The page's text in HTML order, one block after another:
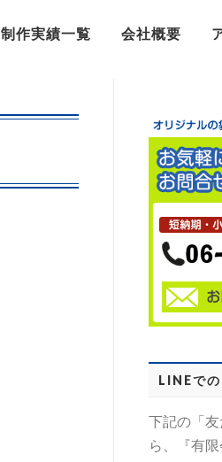
制作実績一覧 会社概要
LINEで
下記の「
ら、『有